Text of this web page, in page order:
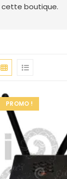
cette boutique.
PROMO !